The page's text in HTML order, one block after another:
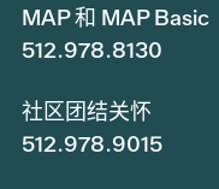
MAP 和 MAP Basic
512.978.8130
社区团结关怀
512.978.9015